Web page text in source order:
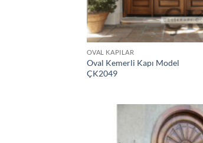
OVAL KAPILAR
Oval Kemerli Kapı Model
ÇK2049